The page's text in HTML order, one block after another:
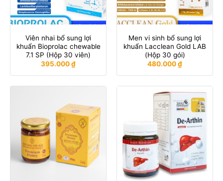
Viên nhai bổ sung lợi
khuẩn Bioprolac chewable
7.1 SP (Hộp 30 viên)
395.000₫
Men vi sinh bổ sung lợi
khuẩn Lacclean Gold LAB
(Hộp 30 gói)
480.000₫